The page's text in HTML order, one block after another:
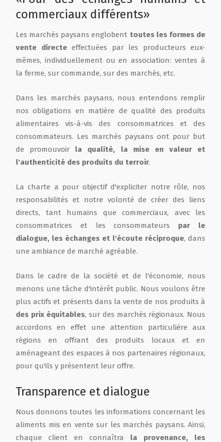
commerciaux différents»
Les marchés paysans englobent toutes les formes de
vente directeeffectuées par les producteurs eux-
mêmes, individuellement ou en association: ventes à
la ferme, sur commande, sur des marchés, etc.
Dans les marchés paysans, nous entendons remplir
nos obligations en matière de qualité des produits
alimentaires vis-à-vis des consommatrices et des
consommateurs. Les marchés paysans ont pour but
de promouvoir la qualité, la mise en valeur et
l'authenticité des produits du terroir.
La charte a pour objectif d'expliciter notre rôle, nos
responsabilités et notre volonté de créer des liens
directs, tant humains que commerciaux, avec les
consommatrices et les consommateurs par le
dialogue, les échanges et l'écoute réciproque, dans
une ambiance de marché agréable.
Dans le cadre de la société et de l'économie, nous
menons une tâche d'intérêt public. Nous voulons être
plus actifs et présents dans la vente de nos produits à
des prix équitables, sur des marchés régionaux. Nous
accordons en effet une attention particulière aux
régions en offrant des produits locaux et en
aménageant des espaces à nos partenaires régionaux,
pour qu'ils y présentent leur offre.
Transparence et dialogue
Nous donnons toutes les informations concernant les
aliments mis en vente sur les marchés paysans. Ainsi,
chaque client en connaîtra la provenance, les
Fête Marché Paysan